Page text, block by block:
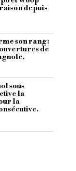
depuis
son rang :
de
sous
la
la